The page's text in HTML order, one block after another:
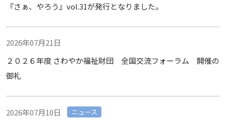
『さぁ、やろう』vol.31が発行となりました。
2026年07月21日
２０２６年度 さわやか福祉財団 全国交流フォーラム 開催の
御礼
2026年07月10日 ニュース